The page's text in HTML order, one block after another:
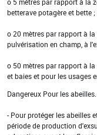
betterave potagère et bette ;
o 20 mètres par rapport à
pulvérisation en champ, à
o 50 mètres par rapport à
et baies et pour les usages
Dangereux Pour les abeilles.
- Pour protéger les abeilles
période de production